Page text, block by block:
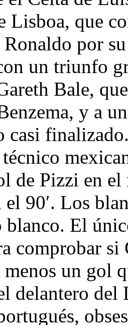
Lisboa, que
por
un triunfo
Bale,
y a
casi
de Pizzi en
el 90′. Los
blanco. El
comprobar si
menos un gol
delantero